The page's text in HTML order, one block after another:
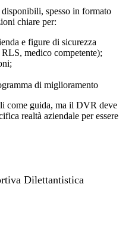
spesso in formato
chiare per:
e figure di sicurezza
medico competente);
di miglioramento
come guida, ma il DVR deve
realtà aziendale per essere
Dilettantistica